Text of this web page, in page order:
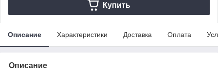
Купить
Описание Характеристики Доставка Оплата
Описание